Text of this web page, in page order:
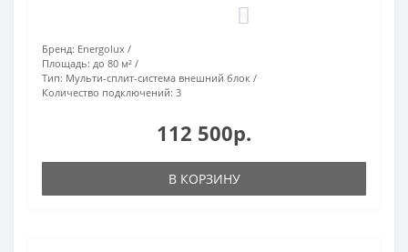
Бренд: Energolux
Площадь: до 80 м²
Тип: Мульти-сплит-система внешний блок
Количество подключений: 3
112 500р.
В КОРЗИНУ